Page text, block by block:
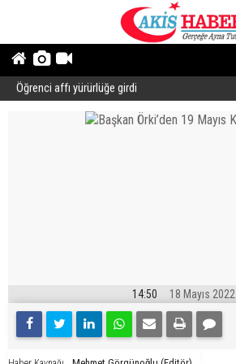
Öğrenci affı yürürlüğe girdi
14:50 18 Mayıs 2022